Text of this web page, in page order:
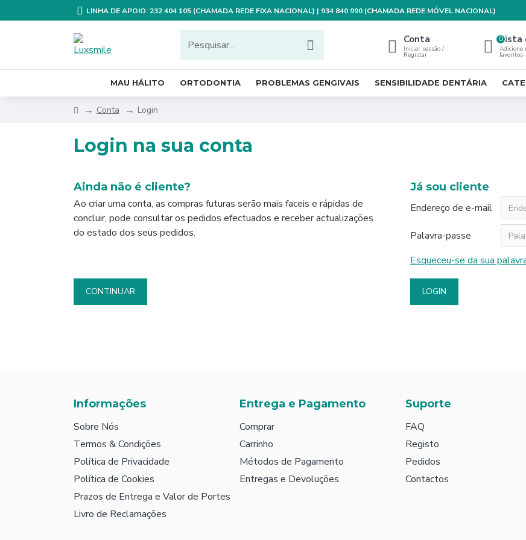
LINHA DE APOIO: 232 404 105 (CHAMADA REDE FIXA NACIONAL) | 934 840 990 (CHAMADA REDE MÓVEL NACIONAL)
Conta
Iniciar sessão /
Registar
Lista
Adicione
favoritos
0
MAU HÁLITO ORTODONTIA PROBLEMAS GENGIVAIS SENSIBILIDADE DENTÁRIA
Conta Login
Login na sua conta
Ainda não é cliente?
Ao criar uma conta, as compras futuras serão mais faceis e rápidas de
concluir, pode consultar os pedidos efectuados e receber actualizações
do estado dos seus pedidos.
CONTINUAR
Já sou cliente
Endereço de e-mail
Palavra-passe
Esqueceu-se da sua
LOGIN
Informações
Sobre Nós
Termos & Condições
Política de Privacidade
Política de Cookies
Prazos de Entrega e Valor de Portes
Livro de Reclamações
Entrega e Pagamento
Comprar
Carrinho
Métodos de Pagamento
Entregas e Devoluções
Suporte
FAQ
Registo
Pedidos
Contactos